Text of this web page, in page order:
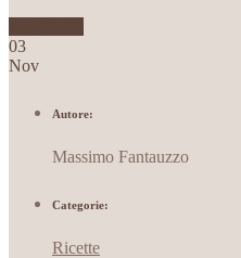
03
Nov
Autore:
Massimo Fantauzzo
Categorie:
Ricette